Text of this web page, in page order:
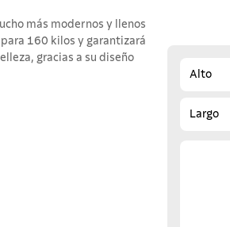
más modernos y llenos
160 kilos y garantizará
gracias a su diseño
Alto
Largo